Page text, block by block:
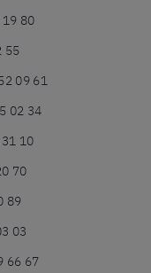
80
55
09 61
02 34
10
70
89
03
66 67